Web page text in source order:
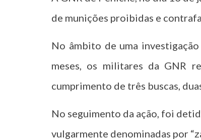
de munições proibidas e
No âmbito de uma
meses, os militares da GNR
cumprimento de três buscas,
No seguimento da ação, foi
vulgarmente denominadas por